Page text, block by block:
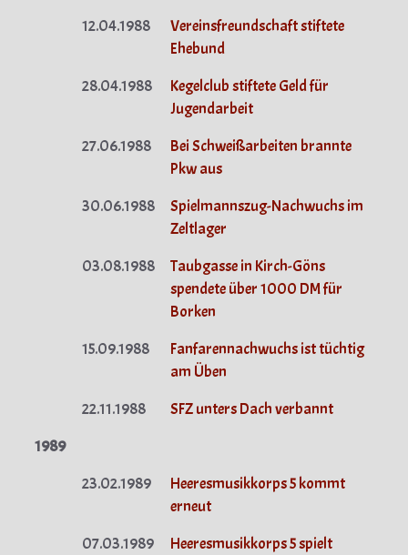
12.04.1988
Vereinsfreundschaft stiftete
Ehebund
28.04.1988
Kegelclub stiftete Geld für
Jugendarbeit
27.06.1988
Bei Schweißarbeiten brannte
Pkw aus
30.06.1988
Spielmannszug-Nachwuchs im
Zeltlager
03.08.1988
Taubgasse in Kirch-Göns
spendete über 1000 DM für
Borken
15.09.1988
Fanfarennachwuchs ist tüchtig
am Üben
22.11.1988
SFZ unters Dach verbannt
1989
23.02.1989
Heeresmusikkorps 5 kommt
erneut
07.03.1989
Heeresmusikkorps 5 spielt